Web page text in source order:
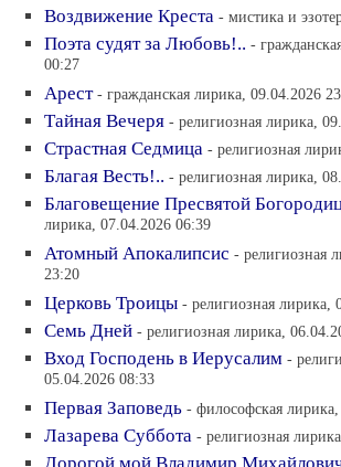
Воздвижение Креста - мистика и
Поэта судят за Любовь!.. -
00:27
Арест - гражданская лирика, 09.04.2026
Тайная Вечеря - религиозная лирика,
Страстная Седмица - религиозная
Благая Весть!.. - религиозная лирика,
Благовещение Пресвятой
лирика, 07.04.2026 06:39
Атомный Апокалипсис - религиозная
23:20
Церковь Троицы - религиозная лирика,
Семь Дней - религиозная лирика,
Вход Господень в Иерусалим -
05.04.2026 08:33
Первая Заповедь - философская
Лазарева Суббота - религиозная